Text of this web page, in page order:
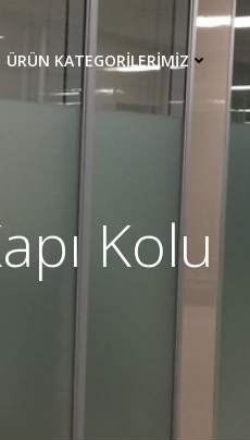
ÜRÜN KATEGORILERIMIZ
Kolu